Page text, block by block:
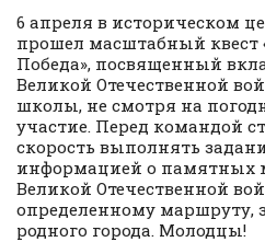
6 апреля в историческом
прошел масштабный квест
Победа», посвященный
Великой Отечественной
школы, не смотря на
участие. Перед командой
скорость выполнять
информацией о памятных
Великой Отечественной
определенному маршруту,
родного города. Молодцы!